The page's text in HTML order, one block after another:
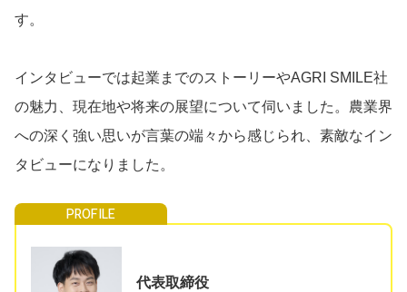
す。
インタビューでは起業までのストーリーやAGRI SMILE社
の魅力、現在地や将来の展望について伺いました。農業界
への深く強い思いが言葉の端々から感じられ、素敵なイン
タビューになりました。
代表取締役